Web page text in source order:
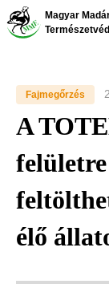
Ugrás
Magyar
Fajmegőrzés
A
élő